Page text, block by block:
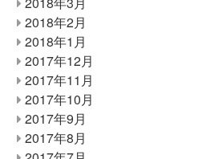
2018年2月
2018年1月
2017年12月
2017年11月
2017年10月
2017年9月
2017年8月